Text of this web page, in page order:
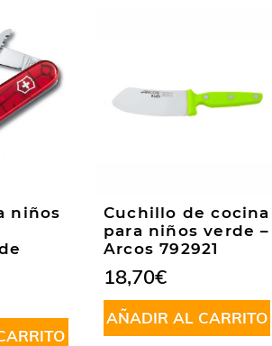
niños
Cuchillo de cocina
para niños verde –
Arcos 792921
18,70€
AÑADIR AL CARRITO